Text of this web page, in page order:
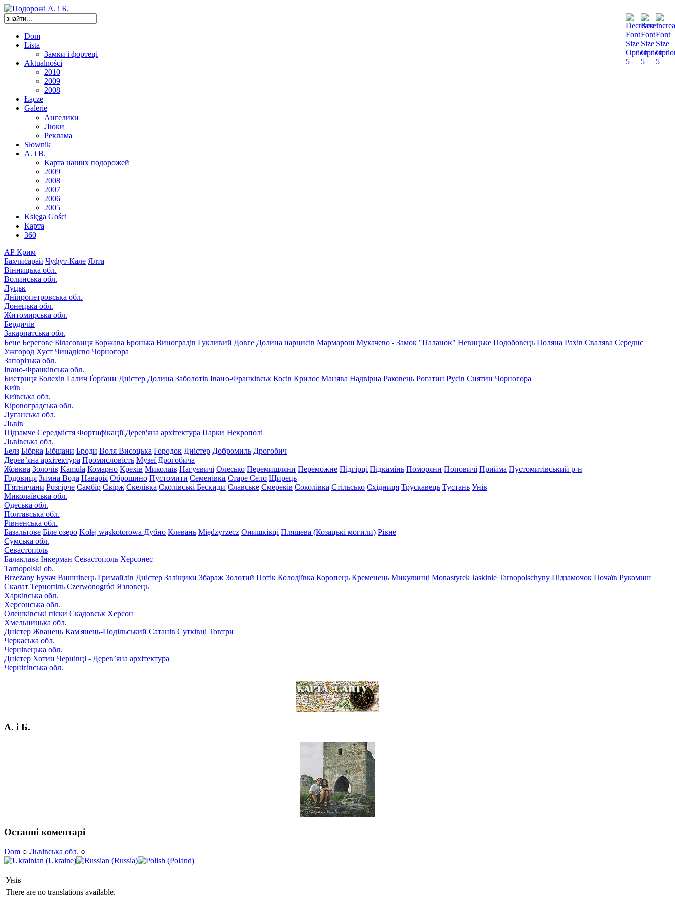
Dom
Lista
Замки і фортеці
Aktualności
2010
2009
2008
Łącze
Galerie
Ангелики
Люки
Реклама
Słownik
A. i B.
Карта наших подорожей
2009
2008
2007
2006
2005
Księga Gości
Карта
360
АР Крим
Бахчисарай Чуфут-Кале Ялта
Вінницька обл.
Волинська обл.
Луцьк
Дніпропетровська обл.
Донецька обл.
Житомирська обл.
Бердичів
Закарпатська обл.
Бене Берегове Біласовиця Боржава Бронька Виноградів Гукливий Довге Долина нарцисів Мармарош Мукачево - Замок "Паланок" Невицьке Подобовець Поляна Рахів Свалява Середнє
Ужгород Хуст Чинадієво Чорногора
Запорізька обл.
Івано-Франківська обл.
Бистриця Болехів Галич Ґорґани Дністер Долина Заболотів Івано-Франківськ Косів Крилос Манява Надвірна Раковець Рогатин Русів Снятин Чорногора
Київ
Київська обл.
Кіровоградська обл.
Луганська обл.
Львів
Підзамче Середмістя Фортифікації Дерев'яна архітектура Парки Некрополі
Львівська обл.
Белз Бібрка Бібщани Броди Воля Висоцька Городок Дністер Добромиль Дрогобич
Дерев’яна архітектура Промисловість Музеї Дрогобича
Жовква Золочів Kamuła Комарно Крехів Миколаїв Нагуєвичі Олесько Перемишляни Переможне Підгірці Підкамінь Поморяни Поповичі Прийма Пустомитівський р-н
Годовиця Зимна Вода Наварія Оброшино Пустомити Семенівка Старе Село Щирець
П'ятничани Розгірче Самбір Свірж Скелівка Сколівські Бескиди Славське Смереків Соколівка Стільсько Східниця Трускавець Тустань Унів
Миколаївська обл.
Одеська обл.
Полтавська обл.
Рівненська обл.
Базальтове Біле озеро Kolej wąskotorowa Дубно Клевань Międzyrzecz Онишківці Пляшева (Козацькі могили) Рівне
Сумська обл.
Севастополь
Балаклава Інкерман Севастополь Херсонес
Tarnopolski ob.
Brzeżany Бучач Вишнівець Гримайлів Дністер Заліщики Збараж Золотий Потік Колодіївка Коропець Кременець Микулинці Monastyrek Jaskinie Tarnopolschyny Підзамочок Почаїв Рукомиш
Скалат Тернопіль Czerwonogród Язловець
Харківська обл.
Херсонська обл.
Олешківські піски Скадовськ Херсон
Хмельницька обл.
Дністер Жванець Кам'янець-Подільський Сатанів Сутківці Товтри
Черкаська обл.
Чернівецька обл.
Дністер Хотин Чернівці - Дерев’яна архітектура
Чернігівська обл.
А. і Б.
Останні коментарі
Dom ○ Львівська обл. ○
Унів
There are no translations available.